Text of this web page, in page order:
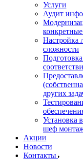
Услуги
Аудит
Настройка
сложности
других
Установка
шеф
Акции
Новости
Контакты